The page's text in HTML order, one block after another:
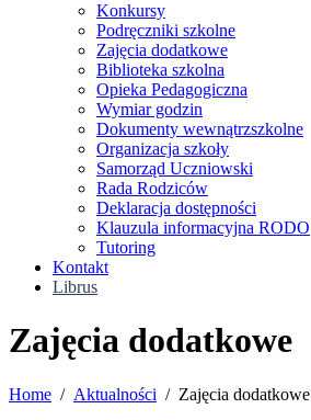
Konkursy
Podręczniki szkolne
Zajęcia dodatkowe
Biblioteka szkolna
Opieka Pedagogiczna
Wymiar godzin
Dokumenty wewnątrzszkolne
Organizacja szkoły
Samorząd Uczniowski
Rada Rodziców
Deklaracja dostępności
Klauzula informacyjna RODO
Tutoring
Kontakt
Librus
Zajęcia dodatkowe
Home Aktualności Zajęcia dodatkowe